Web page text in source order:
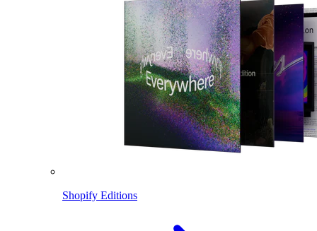
Shopify Editions